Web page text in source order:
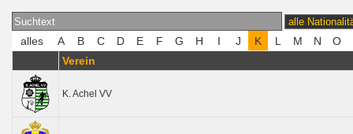
Verein
K. Achel VV